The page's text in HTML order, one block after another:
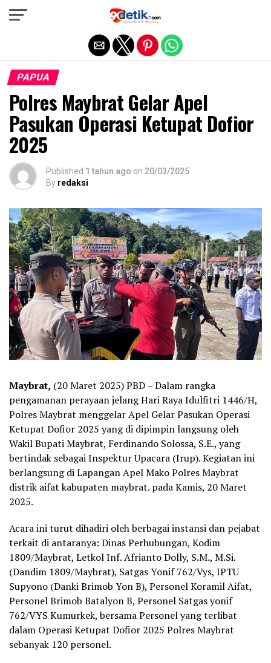
PAPUA
Polres Maybrat Gelar Apel
Pasukan Operasi Ketupat Dofior
2025
Published 1 tahun ago on 20/03/2025
By redaksi
Maybrat, (20 Maret 2025) PBD – Dalam rangka
pengamanan perayaan jelang Hari Raya Idulfitri 1446/H,
Polres Maybrat menggelar Apel Gelar Pasukan Operasi
Ketupat Dofior 2025 yang di dipimpin langsung oleh
Wakil Bupati Maybrat, Ferdinando Solossa, S.E., yang
bertindak sebagai Inspektur Upacara (Irup). Kegiatan ini
berlangsung di Lapangan Apel Mako Polres Maybrat
distrik aifat kabupaten maybrat. pada Kamis, 20 Maret
2025.
Acara ini turut dihadiri oleh berbagai instansi dan pejabat
terkait di antaranya: Dinas Perhubungan, Kodim
1809/Maybrat, Letkol Inf. Afrianto Dolly, S.M., M.Si.
(Dandim 1809/Maybrat), Satgas Yonif 762/Vys, IPTU
Supyono (Danki Brimob Yon B), Personel Koramil Aifat,
Personel Brimob Batalyon B, Personel Satgas yonif
762/VYS Kumurkek, bersama Personel yang terlibat
dalam Operasi Ketupat Dofior 2025 Polres Maybrat
sebanyak 120 personel.
Exit mobile version